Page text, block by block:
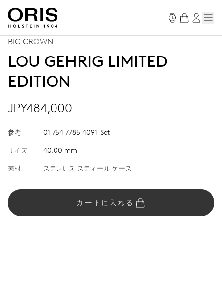
BIG CROWN
LOU GEHRIG LIMITED
EDITION
JPY484,000
参考 01 754 7785 4091-Set
サイズ 40.00 mm
素材 ステンレス スティール ケース
カートに入れる